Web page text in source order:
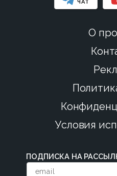
ЧАТ
О
Условия
ПОДПИСКА НА